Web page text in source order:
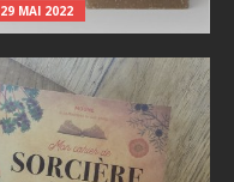
29 MAI 2022